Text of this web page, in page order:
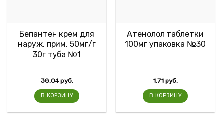
Бепантен крем для
наруж. прим. 50мг/г
30г туба №1
38.04руб.
В КОРЗИНУ
Атенолол таблетки
100мг упаковка №30
1.71руб.
В КОРЗИНУ